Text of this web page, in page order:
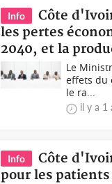
Info
Côte
les pertes
2040, et la
Le
effets du
le ra...
il y a 1
Info
Côte
pour les